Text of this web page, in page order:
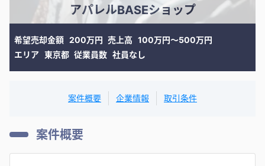
アパレルBASEショップ
希望売却金額 200万円 売上高 100万円〜500万円
エリア 東京都 従業員数 社員なし
案件概要 企業情報 取引条件
案件概要